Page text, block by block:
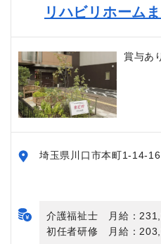
リハビリホーム
賞与あ
埼玉県川口市本町1-14-16
介護福祉士 月給：
初任者研修 月給：